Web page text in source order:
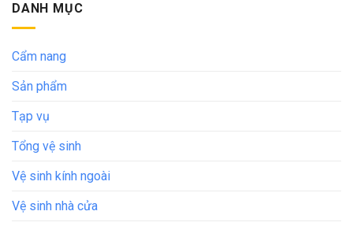
DANH MỤC
Cẩm nang
Sản phẩm
Tạp vụ
Tổng vệ sinh
Vệ sinh kính ngoài
Vệ sinh nhà cửa